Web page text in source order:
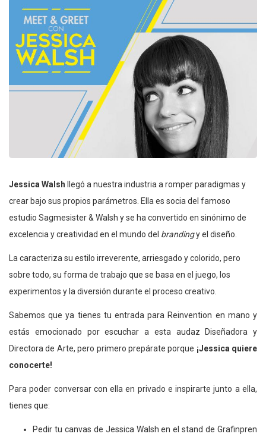
Jessica Walsh llegó a nuestra industria a romper paradigmas y
crear bajo sus propios parámetros. Ella es socia del famoso
estudio Sagmesister & Walsh y se ha convertido en sinónimo de
excelencia y creatividad en el mundo del brandingy el diseño.
La caracteriza su estilo irreverente, arriesgado y colorido, pero
sobre todo, su forma de trabajo que se basa en el juego, los
experimentos y la diversión durante el proceso creativo.
Sabemos que ya tienes tu entrada para Reinvention en mano y
estás emocionado por escuchar a esta audaz Diseñadora y
Directora de Arte, pero primero prepárate porque ¡Jessica quiere
conocerte!
Para poder conversar con ella en privado e inspirarte junto a ella,
tienes que:
Pedir tu canvas de Jessica Walsh en el stand de Grafinpren